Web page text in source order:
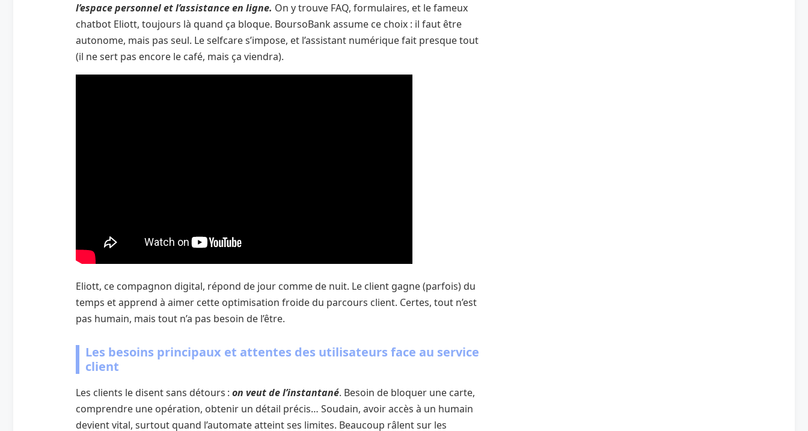
l’espace personnel et l’assistance en ligne. On y trouve FAQ, formulaires, et le fameux
chatbot Eliott, toujours là quand ça bloque. BoursoBank assume ce choix : il faut être
autonome, mais pas seul. Le selfcare s’impose, et l’assistant numérique fait presque tout
(il ne sert pas encore le café, mais ça viendra).
Eliott, ce compagnon digital, répond de jour comme de nuit. Le client gagne (parfois) du
temps et apprend à aimer cette optimisation froide du parcours client. Certes, tout n’est
pas humain, mais tout n’a pas besoin de l’être.
Les besoins principaux et attentes des utilisateurs face au service
client
Les clients le disent sans détours : on veut de l’instantané. Besoin de bloquer une carte,
comprendre une opération, obtenir un détail précis… Soudain, avoir accès à un humain
devient vital, surtout quand l’automate atteint ses limites. Beaucoup râlent sur les